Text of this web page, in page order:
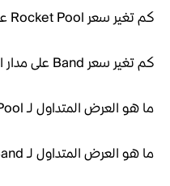
كم تغير سعر Rocket Pool على مدار الفترة الماضية؟
كم تغير سعر Band على مدار الفترة الماضية؟
ما هو العرض المتداول لـ Rocket Pool؟
ما هو العرض المتداول لـ Band؟